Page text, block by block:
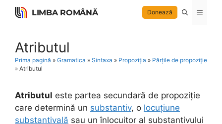
Skip
LIMBA ROMÂNĂ Donează Menu
Atributul
Prima pagină » Gramatica » Sintaxa » Propoziția » Părțile de propoziție
» Atributul
Atributul este partea secundară de propoziție
care determină un substantiv, o locuțiune
substantivală sau un înlocuitor al substantivului